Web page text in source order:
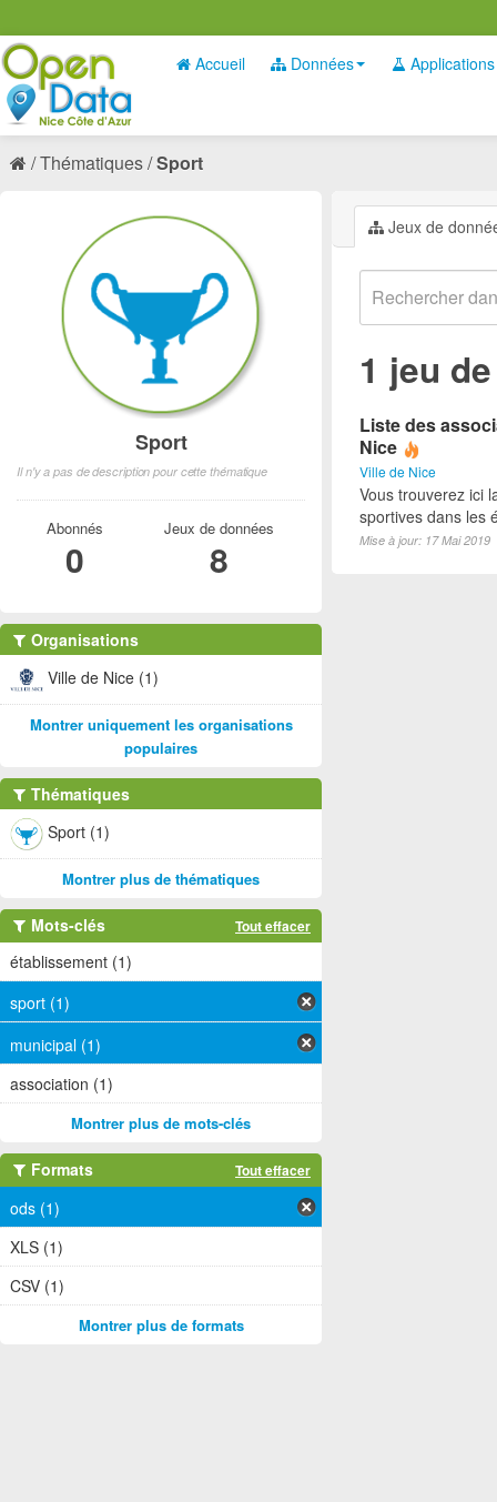
Accueil Données Applications
Thématiques Sport
Jeux de
1 jeu
Liste des
Nice
Ville de Nice
Vous trouverez ici
sportives dans les
Mise à jour: 17 Mai 2019
Sport
Il n'y a pas de description pour cette thématique
Abonnés
0
Jeux de données
8
Organisations
Ville de Nice (1)
Montrer uniquement les organisations
populaires
Thématiques
Sport (1)
Montrer plus de thématiques
Mots-clés Tout effacer
établissement (1)
sport (1)
municipal (1)
association (1)
Montrer plus de mots-clés
Formats Tout effacer
ods (1)
XLS (1)
CSV (1)
Montrer plus de formats